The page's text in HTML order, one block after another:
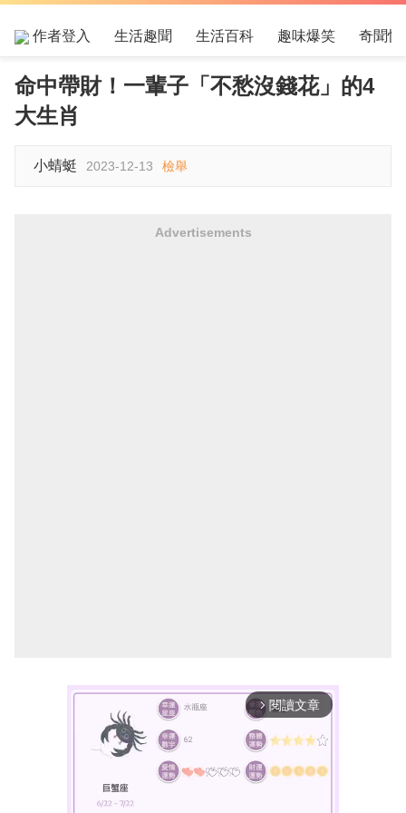
作者登入 生活趣聞 生活百科 趣味爆笑 奇聞怪
命中帶財！一輩子「不愁沒錢花」的4
大生肖
小蜻蜓 2023-12-13 檢舉
Advertisements
arrow_forward_ios 閱讀文章